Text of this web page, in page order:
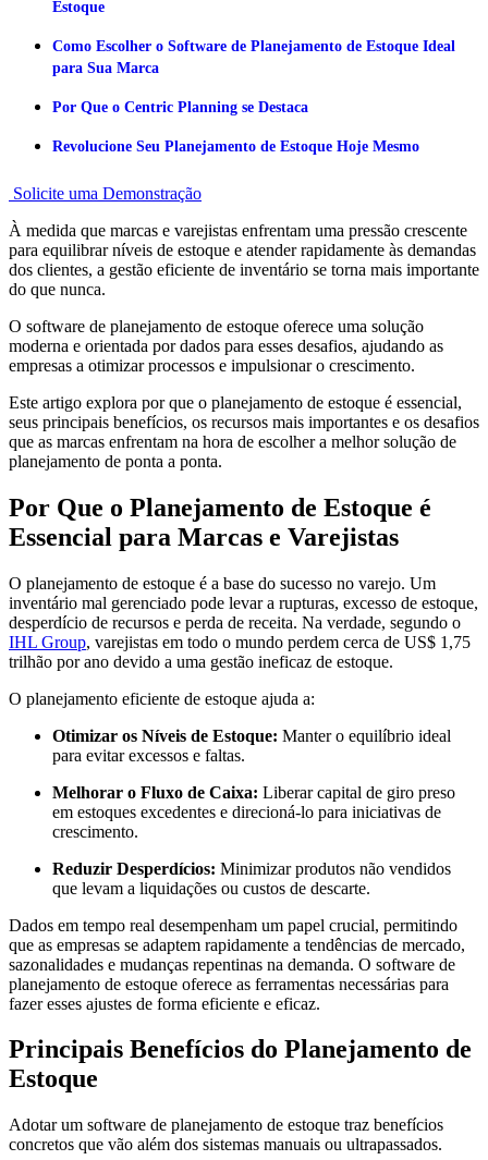
Estoque
Como Escolher o Software de Planejamento de Estoque Ideal
para Sua Marca
Por Que o Centric Planning se Destaca
Revolucione Seu Planejamento de Estoque Hoje Mesmo
Solicite uma Demonstração
À medida que marcas e varejistas enfrentam uma pressão crescente
para equilibrar níveis de estoque e atender rapidamente às demandas
dos clientes, a gestão eficiente de inventário se torna mais importante
do que nunca.
O software de planejamento de estoque oferece uma solução
moderna e orientada por dados para esses desafios, ajudando as
empresas a otimizar processos e impulsionar o crescimento.
Este artigo explora por que o planejamento de estoque é essencial,
seus principais benefícios, os recursos mais importantes e os desafios
que as marcas enfrentam na hora de escolher a melhor solução de
planejamento de ponta a ponta.
Por Que o Planejamento de Estoque é
Essencial para Marcas e Varejistas
O planejamento de estoque é a base do sucesso no varejo. Um
inventário mal gerenciado pode levar a rupturas, excesso de estoque,
desperdício de recursos e perda de receita. Na verdade, segundo o
IHL Group, varejistas em todo o mundo perdem cerca de US$ 1,75
trilhão por ano devido a uma gestão ineficaz de estoque.
O planejamento eficiente de estoque ajuda a:
Otimizar os Níveis de Estoque: Manter o equilíbrio ideal
para evitar excessos e faltas.
Melhorar o Fluxo de Caixa: Liberar capital de giro preso
em estoques excedentes e direcioná-lo para iniciativas de
crescimento.
Reduzir Desperdícios: Minimizar produtos não vendidos
que levam a liquidações ou custos de descarte.
Dados em tempo real desempenham um papel crucial, permitindo
que as empresas se adaptem rapidamente a tendências de mercado,
sazonalidades e mudanças repentinas na demanda. O software de
planejamento de estoque oferece as ferramentas necessárias para
fazer esses ajustes de forma eficiente e eficaz.
Principais Benefícios do Planejamento de
Estoque
Adotar um software de planejamento de estoque traz benefícios
concretos que vão além dos sistemas manuais ou ultrapassados.